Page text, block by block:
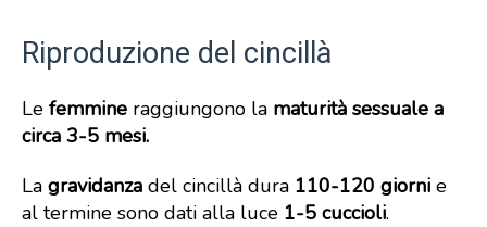
Riproduzione del cincillà
Le femmine raggiungono la maturità sessuale a
circa 3-5 mesi.
La gravidanza del cincillà dura 110-120 giorni e
al termine sono dati alla luce 1-5 cuccioli.